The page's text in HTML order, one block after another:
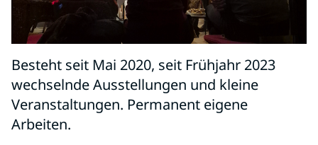
Besteht seit Mai 2020, seit Frühjahr 2023
wechselnde Ausstellungen und kleine
Veranstaltungen. Permanent eigene
Arbeiten.